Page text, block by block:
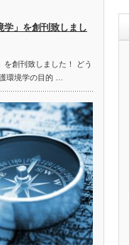
学」を創刊致しまし
創刊致しました！ どう
環境学の目的 …